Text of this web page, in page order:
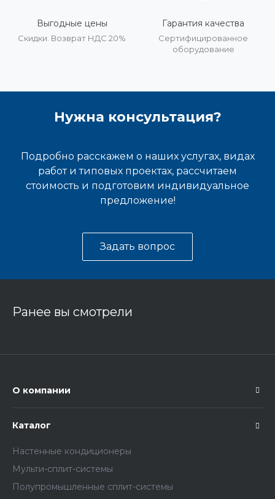
Выгодные цены
Скидки. Возврат НДС 20%
Гарантия качества
Сертифицированное
оборудование
Нужна консультация?
Подробно расскажем о наших услугах, видах
работ и типовых проектах, рассчитаем
стоимость и подготовим индивидуальное
предложение!
Задать вопрос
Ранее вы смотрели
О компании
Каталог
Настенные кондиционеры
Мульти-сплит-системы
Полупромышленные сплит-системы